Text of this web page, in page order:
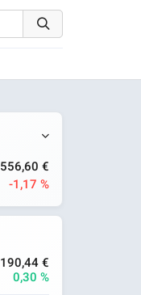
556,60 €
-1,17 %
190,44 €
0,30 %